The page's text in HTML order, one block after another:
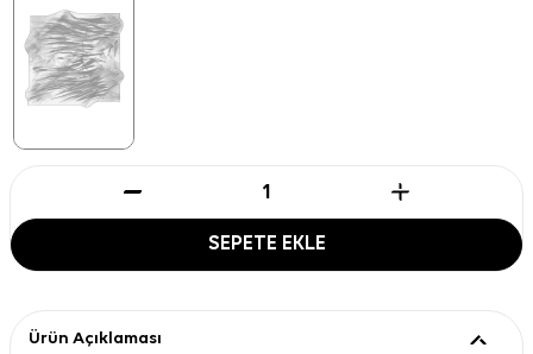
SEPETE EKLE
Ürün Açıklaması